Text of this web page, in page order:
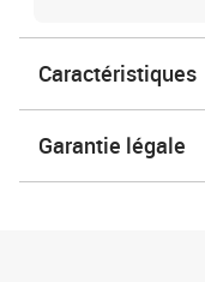
Caractéristiques
Garantie légale